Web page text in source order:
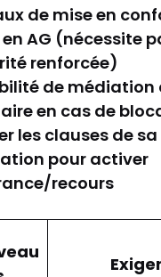
de mise en
AG (nécessite
renforcée)
de médiation
en cas de
les clauses de
pour activer
recours